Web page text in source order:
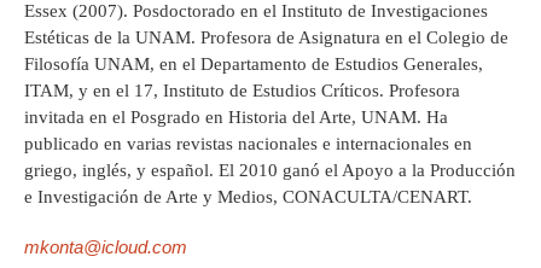
Essex (2007). Posdoctorado en el Instituto de Investigaciones
Estéticas de la UNAM. Profesora de Asignatura en el Colegio de
Filosofía UNAM, en el Departamento de Estudios Generales,
ITAM, y en el 17, Instituto de Estudios Críticos. Profesora
invitada en el Posgrado en Historia del Arte, UNAM. Ha
publicado en varias revistas nacionales e internacionales en
griego, inglés, y español. El 2010 ganó el Apoyo a la Producción
e Investigación de Arte y Medios, CONACULTA/CENART.
mkonta@icloud.com